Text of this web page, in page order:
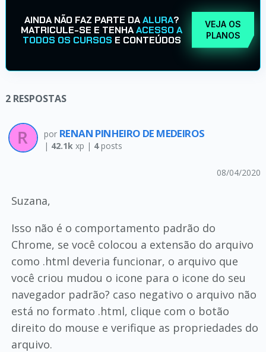
AINDA NÃO FAZ PARTE DAALURA?
MATRICULE-SE E TENHAACESSO A
TODOS OS CURSOS E CONTEÚDOS
VEJA OS
PLANOS
2 RESPOSTAS
por RENAN PINHEIRO DE MEDEIROS
| 42.1kxp | 4posts
08/04/2020
Suzana,
Isso não é o comportamento padrão do
Chrome, se você colocou a extensão do arquivo
como .html deveria funcionar, o arquivo que
você criou mudou o icone para o icone do seu
navegador padrão? caso negativo o arquivo não
está no formato .html, clique com o botão
direito do mouse e verifique as propriedades do
arquivo.